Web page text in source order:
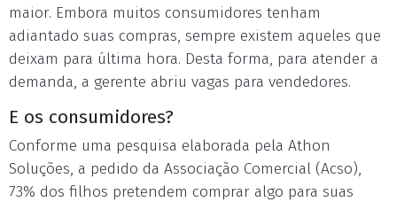
maior. Embora muitos consumidores tenham
adiantado suas compras, sempre existem aqueles que
deixam para última hora. Desta forma, para atender a
demanda, a gerente abriu vagas para vendedores.
E os consumidores?
Conforme uma pesquisa elaborada pela Athon
Soluções, a pedido da Associação Comercial (Acso),
73% dos filhos pretendem comprar algo para suas